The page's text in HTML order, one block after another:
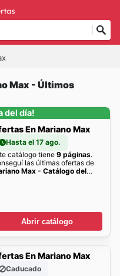
Max - Últimos
del día!
En Mariano Max
Hasta el 17 ago.
catálogo tiene 9 páginas.
las últimas ofertas de
Max - Catálogo del
Abrir catálogo
En Mariano Max
Caducado